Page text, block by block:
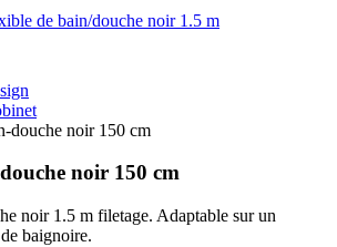
douche noir 150 cm
noir 150 cm
noir 1.5 m filetage. Adaptable sur un
baignoire.